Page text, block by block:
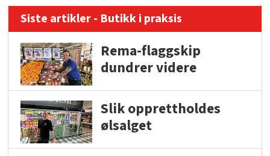
Siste artikler - Butikk i praksis
Rema-flaggskip
dundrer videre
Slik opprettholdes
ølsalget